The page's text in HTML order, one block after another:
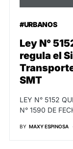
#URBANOS
Ley N°
regula el
SMT
LEY N° 5152
N° 1590 DE
BY MAXY ESPINOSA